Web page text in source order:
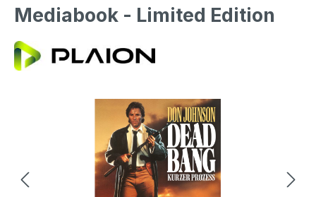
Mediabook - Limited Edition
Bildergalerie überspringen